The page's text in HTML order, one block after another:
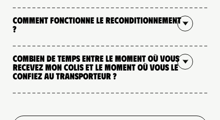
Comment fonctionne le reconditionnement
?
Combien de temps entre le moment où vous
recevez mon colis et le moment où vous le
confiez au transporteur ?